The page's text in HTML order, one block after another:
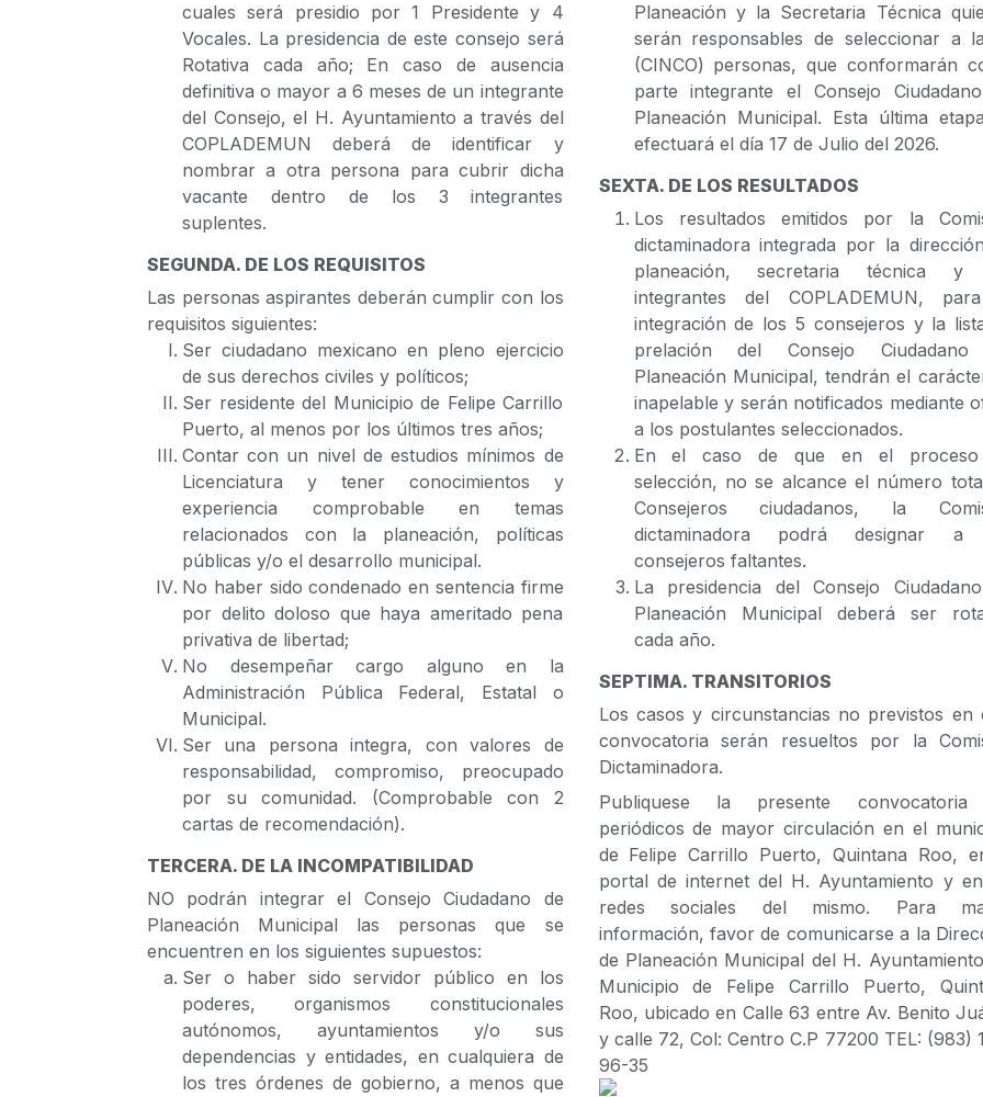
cuales será presidio por 1 Presidente y 4
Vocales. La presidencia de este consejo será
Rotativa cada año; En caso de ausencia
definitiva o mayor a 6 meses de un integrante
del Consejo, el H. Ayuntamiento a través del
COPLADEMUN deberá de identificar y
nombrar a otra persona para cubrir dicha
vacante dentro de los 3 integrantes
suplentes.
SEGUNDA. DE LOS REQUISITOS
Las personas aspirantes deberán cumplir con los
requisitos siguientes:
Ser ciudadano mexicano en pleno ejercicio
de sus derechos civiles y políticos;
Ser residente del Municipio de Felipe Carrillo
Puerto, al menos por los últimos tres años;
Contar con un nivel de estudios mínimos de
Licenciatura y tener conocimientos y
experiencia comprobable en temas
relacionados con la planeación, políticas
públicas y/o el desarrollo municipal.
No haber sido condenado en sentencia firme
por delito doloso que haya ameritado pena
privativa de libertad;
No desempeñar cargo alguno en la
Administración Pública Federal, Estatal o
Municipal.
Ser una persona integra, con valores de
responsabilidad, compromiso, preocupado
por su comunidad. (Comprobable con 2
cartas de recomendación).
TERCERA. DE LA INCOMPATIBILIDAD
NO podrán integrar el Consejo Ciudadano de
Planeación Municipal las personas que se
encuentren en los siguientes supuestos:
Ser o haber sido servidor público en los
poderes, organismos constitucionales
autónomos, ayuntamientos y/o sus
dependencias y entidades, en cualquiera de
los tres órdenes de gobierno, a menos que
Planeación y la Secretaria Técnica
serán responsables de seleccionar a
(CINCO) personas, que conformarán
parte integrante el Consejo
Planeación Municipal. Esta última
efectuará el día 17 de Julio del 2026.
SEXTA. DE LOS RESULTADOS
Los resultados emitidos por la
dictaminadora integrada por la
planeación, secretaria técnica y
integrantes del COPLADEMUN,
integración de los 5 consejeros y la
prelación del Consejo
Planeación Municipal, tendrán el
inapelable y serán notificados mediante
a los postulantes seleccionados.
En el caso de que en el
selección, no se alcance el número
Consejeros ciudadanos, la
dictaminadora podrá designar a
consejeros faltantes.
La presidencia del Consejo
Planeación Municipal deberá ser
cada año.
SEPTIMA. TRANSITORIOS
Los casos y circunstancias no previstos en
convocatoria serán resueltos por la
Dictaminadora.
Publiquese la presente
periódicos de mayor circulación en el
de Felipe Carrillo Puerto, Quintana Roo,
portal de internet del H. Ayuntamiento y
redes sociales del mismo. Para
información, favor de comunicarse a la
de Planeación Municipal del H.
Municipio de Felipe Carrillo Puerto,
Roo, ubicado en Calle 63 entre Av. Benito
y calle 72, Col: Centro C.P 77200 TEL: (983)
96-35